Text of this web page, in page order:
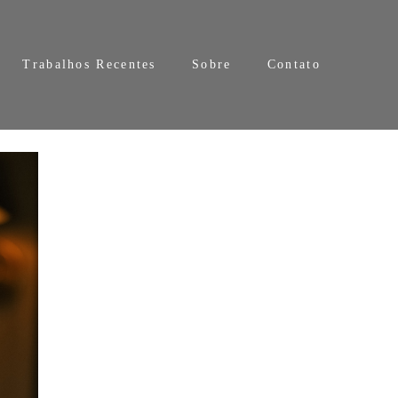
Trabalhos Recentes Sobre Contato